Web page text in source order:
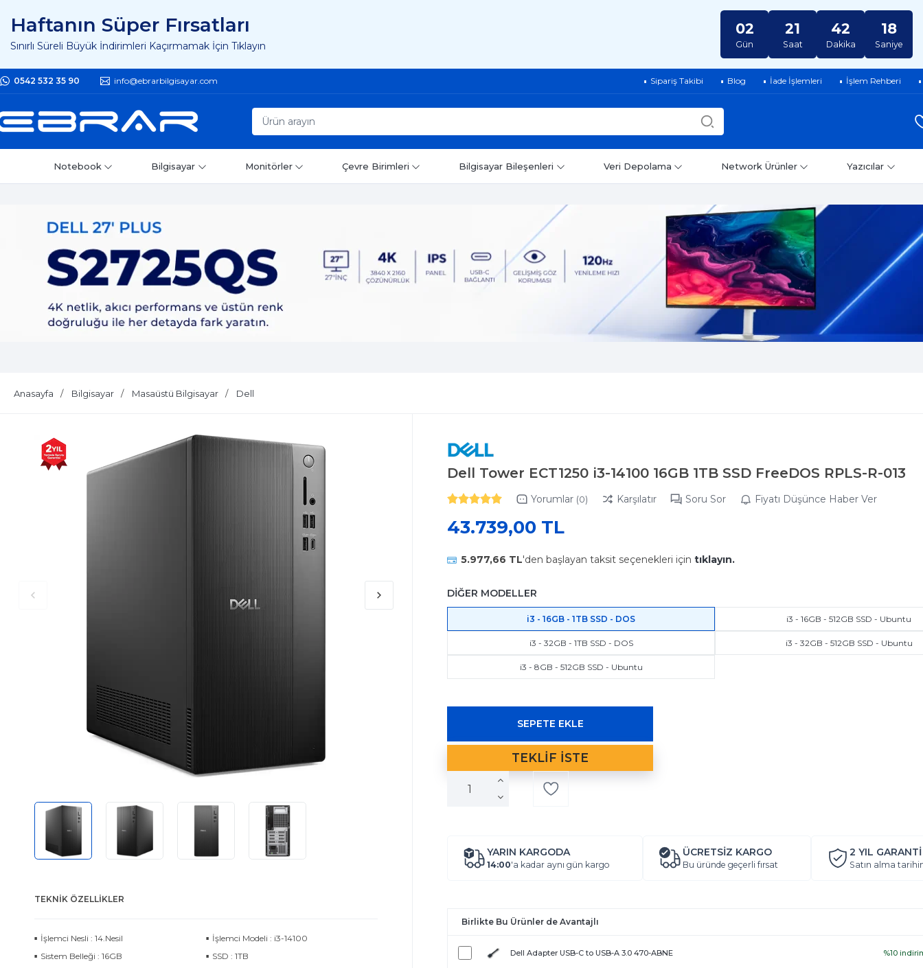
Haftanın Süper Fırsatları
Sınırlı Süreli Büyük İndirimleri Kaçırmamak İçin Tıklayın
02
Gün
21
Saat
42
Dakika
17
Saniye
0542 532 35 90 info@ebrarbilgisayar.com Sipariş Takibi Blog İade İşlemleri İşlem Rehberi
Notebook Bilgisayar Monitörler Çevre Birimleri Bilgisayar Bileşenleri Veri Depolama Network Ürünler Yazıcılar
Anasayfa Bilgisayar Masaüstü Bilgisayar Dell
TEKNIK ÖZELLIKLER
İşlemci Nesli : 14.Nesil
İşlemci Modeli : i3-14100
Sistem Belleği : 16GB
SSD : 1TB
Dell Tower ECT1250 i3-14100 16GB 1TB SSD FreeDOS RPLS-R-013
Yorumlar (0) Karşılatır Soru Sor Fiyatı Düşünce Haber Ver
43.739,00 TL
5.977,66 TL'den başlayan taksit seçenekleri için tıklayın.
DİĞER MODELLER
i3 - 16GB - 1TB SSD - DOS i3 - 16GB - 512GB SSD - Ubuntu
i3 - 32GB - 1TB SSD - DOS i3 - 32GB - 512GB SSD - Ubuntu
i3 - 8GB - 512GB SSD - Ubuntu
YARIN KARGODA
14:00'a kadar aynı gün kargo
ÜCRETSİZ KARGO
Bu üründe geçerli fırsat
2 YIL GARANTİ
Satın alma
Birlikte Bu Ürünler de Avantajlı
Dell Adapter USB-C to USB-A 3.0 470-ABNE %10